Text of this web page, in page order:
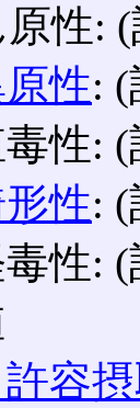
性:
性:
性:
性:
性:
容